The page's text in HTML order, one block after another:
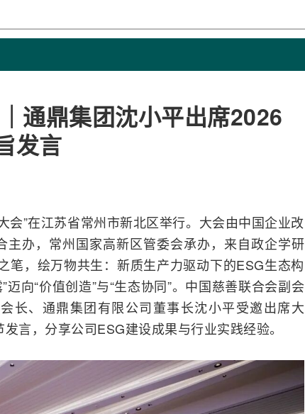
通鼎集团沈小平出席2026
发言
会”在江苏省常州市新北区举行。大会由中国企业改
主办，常州国家高新区管委会承办，来自政企学研
笔，绘万物共生：新质生产力驱动下的ESG生态构
向“价值创造”与“生态协同”。中国慈善联合会副会
长、 通鼎集团有限公司董事长沈小平受邀出席大
言，分享公司ESG建设成果与行业实践经验。